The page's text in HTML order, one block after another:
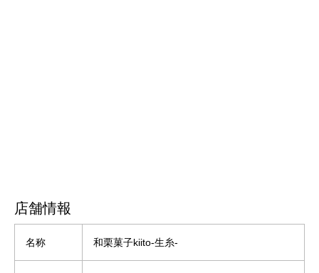
店舗情報
名称 和栗菓子kiito-生糸-